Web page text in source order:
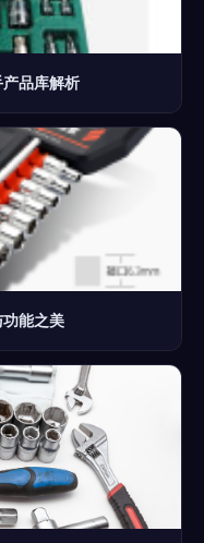
品库解析
能之美